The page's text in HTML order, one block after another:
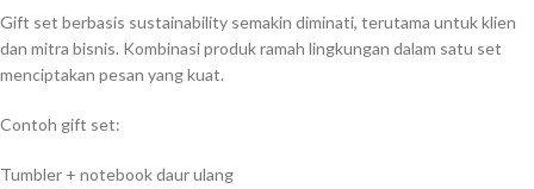
Gift set berbasis sustainability semakin diminati, terutama untuk klien
dan mitra bisnis. Kombinasi produk ramah lingkungan dalam satu set
menciptakan pesan yang kuat.
Contoh gift set:
Tumbler + notebook daur ulang